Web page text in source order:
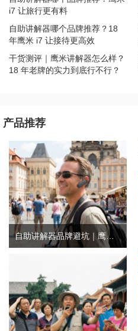
i7 让旅行更有料
自助讲解器哪个品牌推荐？18
年鹰米 i7 让接待更高效
干货测评｜鹰米讲解器怎么样？
18 年老牌的实力到底行不行？
产品推荐
自助讲解器品牌避坑｜鹰米自助讲解器，实测好用不踩雷